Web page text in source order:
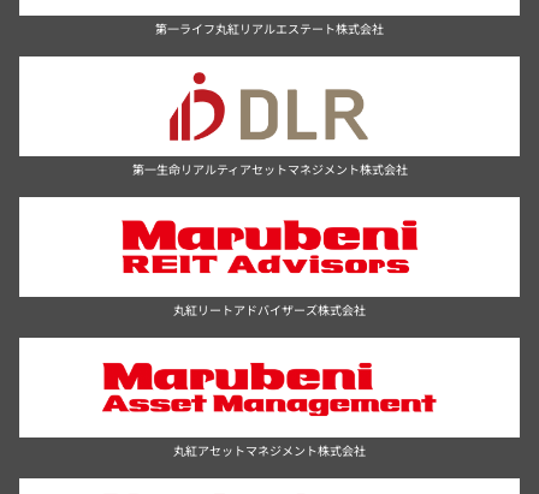
第一ライフ丸紅リアルエステート株式会社
第一生命リアルティアセットマネジメント株式会社
丸紅リートアドバイザーズ株式会社
丸紅アセットマネジメント株式会社